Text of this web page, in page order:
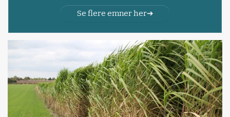
Se flere emner her